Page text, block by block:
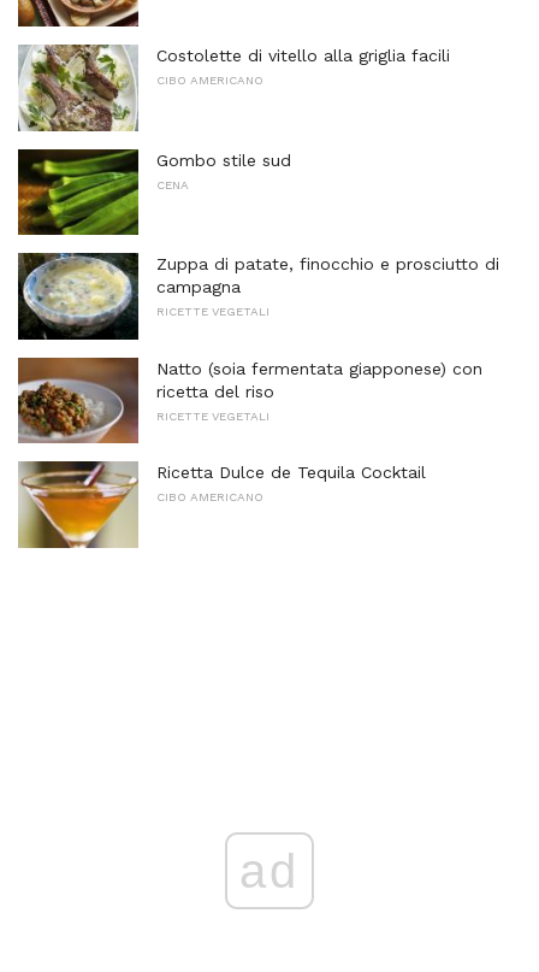
Costolette di vitello alla griglia facili
CIBO AMERICANO
Gombo stile sud
CENA
Zuppa di patate, finocchio e prosciutto di
campagna
RICETTE VEGETALI
Natto (soia fermentata giapponese) con
ricetta del riso
RICETTE VEGETALI
Ricetta Dulce de Tequila Cocktail
CIBO AMERICANO
ad